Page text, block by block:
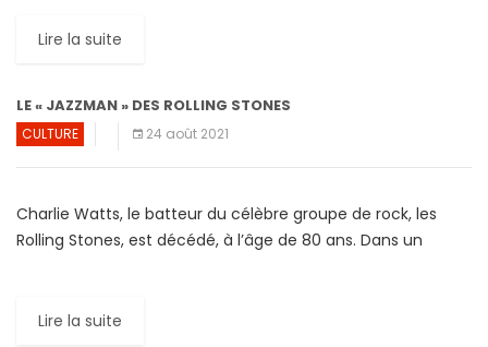
Lire la suite
LE « JAZZMAN » DES ROLLING STONES
CULTURE 24 août 2021
Charlie Watts, le batteur du célèbre groupe de rock, les
Rolling Stones, est décédé, à l’âge de 80 ans. Dans un
Lire la suite